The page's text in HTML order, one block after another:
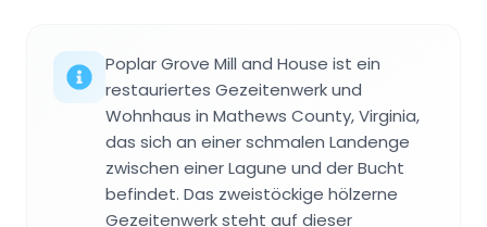
Poplar Grove Mill and House ist ein
restauriertes Gezeitenwerk und
Wohnhaus in Mathews County, Virginia,
das sich an einer schmalen Landenge
zwischen einer Lagune und der Bucht
befindet. Das zweistöckige hölzerne
Gezeitenwerk steht auf dieser